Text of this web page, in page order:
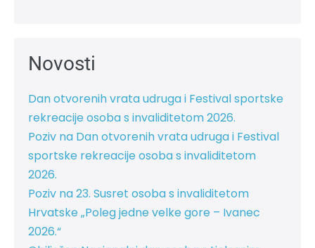
Novosti
Dan otvorenih vrata udruga i Festival sportske
rekreacije osoba s invaliditetom 2026.
Poziv na Dan otvorenih vrata udruga i Festival
sportske rekreacije osoba s invaliditetom
2026.
Poziv na 23. Susret osoba s invaliditetom
Hrvatske „Poleg jedne velke gore – Ivanec
2026.“